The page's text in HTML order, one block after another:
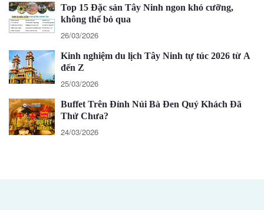
Top 15 Đặc sản Tây Ninh ngon khó cưỡng,
không thể bỏ qua
26/03/2026
Kinh nghiệm du lịch Tây Ninh tự túc 2026 từ A
đến Z
25/03/2026
Buffet Trên Đỉnh Núi Bà Đen Quý Khách Đã
Thử Chưa?
24/03/2026